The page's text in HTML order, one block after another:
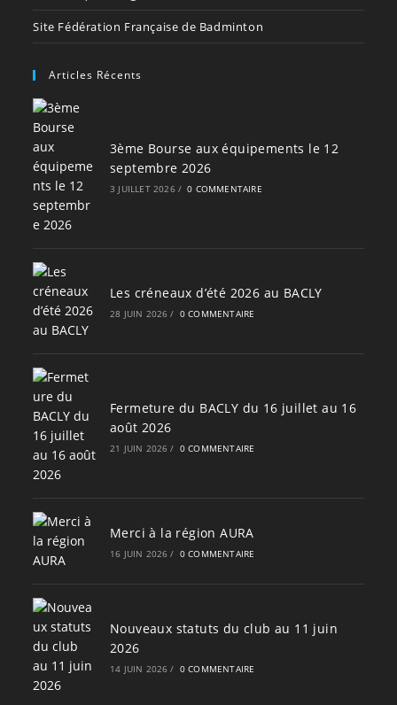
Site Fédération Française de Badminton
Articles Récents
3ème Bourse aux équipements le 12
septembre 2026
3 JUILLET 2026 / 0 COMMENTAIRE
Les créneaux d’été 2026 au BACLY
28 JUIN 2026 / 0 COMMENTAIRE
Fermeture du BACLY du 16 juillet au 16
août 2026
21 JUIN 2026 / 0 COMMENTAIRE
Merci à la région AURA
16 JUIN 2026 / 0 COMMENTAIRE
Nouveaux statuts du club au 11 juin
2026
14 JUIN 2026 / 0 COMMENTAIRE